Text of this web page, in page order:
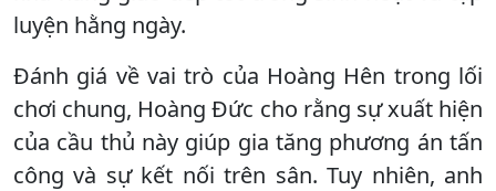
luyện hằng ngày.
Đánh giá về vai trò của Hoàng Hên trong lối
chơi chung, Hoàng Đức cho rằng sự xuất hiện
của cầu thủ này giúp gia tăng phương án tấn
công và sự kết nối trên sân. Tuy nhiên, anh